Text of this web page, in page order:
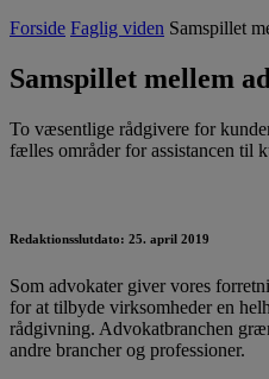
Forside Faglig viden Samspillet
Samspillet mellem
To væsentlige rådgivere for
fælles områder for assistancen til
Redaktionsslutdato: 25. april 2019
Som advokater giver vores
for at tilbyde virksomheder en
rådgivning. Advokatbranchen
andre brancher og professioner.